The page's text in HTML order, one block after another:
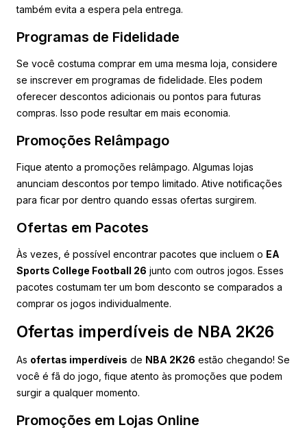
também evita a espera pela entrega.
Programas de Fidelidade
Se você costuma comprar em uma mesma loja, considere
se inscrever em programas de fidelidade. Eles podem
oferecer descontos adicionais ou pontos para futuras
compras. Isso pode resultar em mais economia.
Promoções Relâmpago
Fique atento a promoções relâmpago. Algumas lojas
anunciam descontos por tempo limitado. Ative notificações
para ficar por dentro quando essas ofertas surgirem.
Ofertas em Pacotes
Às vezes, é possível encontrar pacotes que incluem o EA
Sports College Football 26 junto com outros jogos. Esses
pacotes costumam ter um bom desconto se comparados a
comprar os jogos individualmente.
Ofertas imperdíveis de NBA 2K26
As ofertas imperdíveis de NBA 2K26 estão chegando! Se
você é fã do jogo, fique atento às promoções que podem
surgir a qualquer momento.
Promoções em Lojas Online